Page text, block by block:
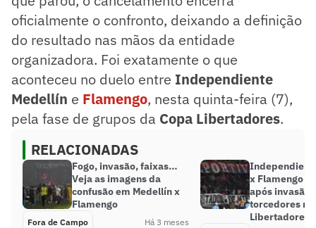
oficialmente o confronto, deixando a definição
do resultado nas mãos da entidade
organizadora. Foi exatamente o que
aconteceu no duelo entre Independiente
Medellín e Flamengo, nesta quinta-feira (7),
pela fase de grupos da Copa Libertadores.
RELACIONADAS
Fogo, invasão, faixas…
Veja as imagens da
confusão em Medellín x
Flamengo
Fora de Campo Há 3 meses
x Flamengo é
após invasão
torcedores na
Libertadores